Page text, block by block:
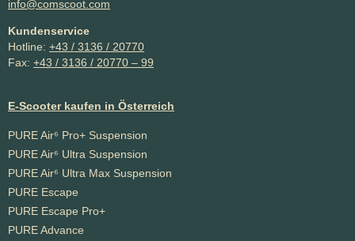
info@comscoot.com
Kundenservice
Hotline: +43 / 3136 / 20770
Fax: +43 / 3136 / 20770 – 99
E-Scooter kaufen in Österreich
PURE Air⁶ Pro+ Suspension
PURE Air⁶ Ultra Suspension
PURE Air⁶ Ultra Max Suspension
PURE Escape
PURE Escape Pro+
PURE Advance